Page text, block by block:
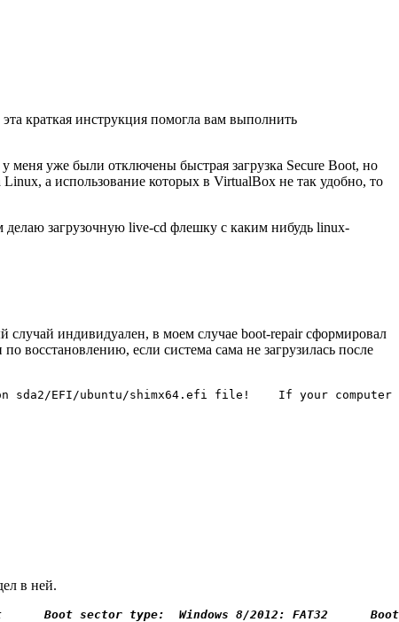
краткая инструкция помогла вам выполнить
меня уже были отключены быстрая загрузка Secure Boot, но
а использование которых в VirtualBox не так удобно, то
делаю загрузочную live-cd флешку с каким нибудь linux-
случай индивидуален, в моем случае boot-repair сформировал
восстановлению, если система сама не загрузилась после
EFI/ubuntu/shimx64.efi file!    If your
в ней.
Boot sector type:  Windows 8/2012: FAT32